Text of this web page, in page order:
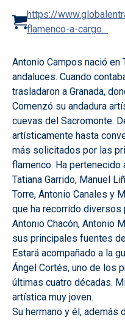
https://
flamenco-a-cargo…
Antonio Campos nació en
andaluces. Cuando
trasladaron a Granada,
Comenzó su andadura
cuevas del Sacromonte.
artísticamente hasta
más solicitados por las
flamenco. Ha
Tatiana Garrido, Manuel
Torre, Antonio Canales y
que ha recorrido diversos
Antonio Chacón, Antonio
sus principales fuentes
Estará acompañado a la
Ángel Cortés, uno de los
últimas cuatro décadas.
artística muy joven.
Su hermano y él, además